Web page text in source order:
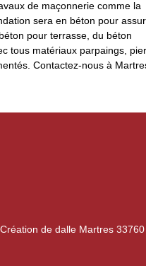
de maçonnerie comme la
sera en béton pour
pour terrasse, du béton
tous matériaux parpaings,
Contactez-nous à
Création de dalle Martres 33760